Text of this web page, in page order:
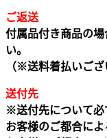
ご返送
付属品付き商品の
い。
（※送料着払いござ
送付先
※送付先について必
お客様のご都合に